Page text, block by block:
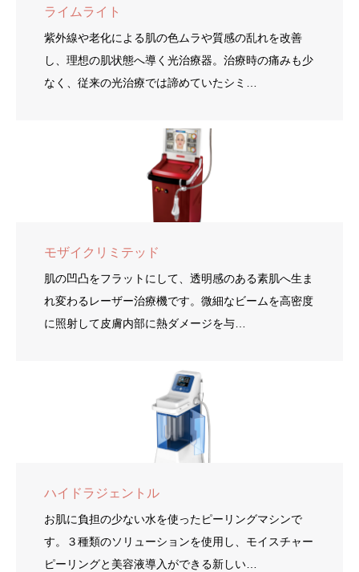
ライムライト
紫外線や老化による肌の色ムラや質感の乱れを改善
し、理想の肌状態へ導く光治療器。治療時の痛みも少
なく、従来の光治療では諦めていたシミ…
モザイクリミテッド
肌の凹凸をフラットにして、透明感のある素肌へ生ま
れ変わるレーザー治療機です。微細なビームを高密度
に照射して皮膚内部に熱ダメージを与…
ハイドラジェントル
お肌に負担の少ない水を使ったピーリングマシンで
す。３種類のソリューションを使用し、モイスチャー
ピーリングと美容液導入ができる新しい…